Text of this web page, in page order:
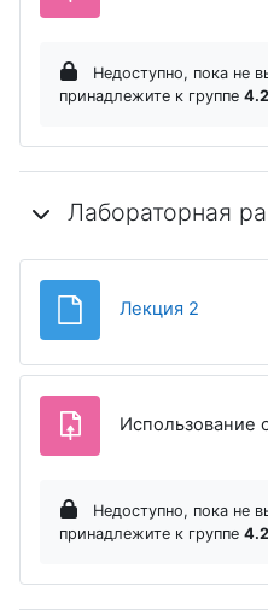
Недоступно, пока не
принадлежите к группе 4.2
Лабораторная
Лекция 2
Использование
Недоступно, пока не
принадлежите к группе 4.2